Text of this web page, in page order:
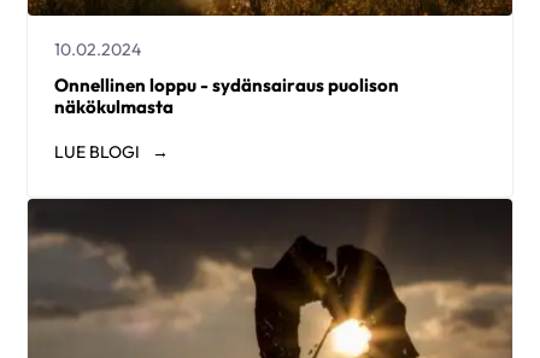
10.02.2024
Onnellinen loppu - sydänsairaus puolison
näkökulmasta
LUE BLOGI